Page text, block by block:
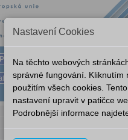
Provozování dráhy Odkazy
SŽ Z8 díl IV (prozatímní)
Nastavení Cookies
Na těchto webových
správné fungování. Kliknutím
použitím všech cookies.
nastavení upravit v patičce
Podrobnější informace